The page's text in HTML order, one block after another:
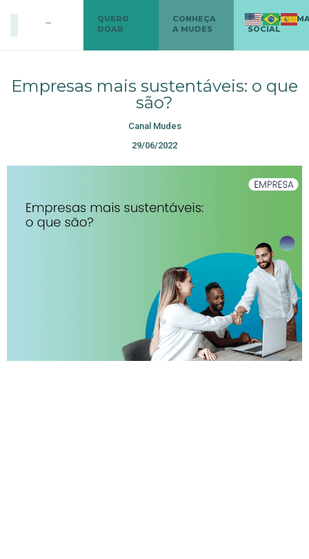
QUERO
DOAR
CONHEÇA
A MUDES
SOCIAL
Empresas mais sustentáveis: o que
são?
Canal Mudes
29/06/2022